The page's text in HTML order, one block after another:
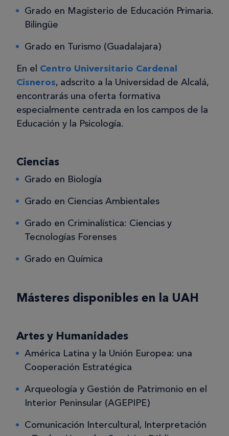
Grado en Magisterio de Educación Primaria.
Bilingüe
Grado en Turismo (Guadalajara)
En el Centro Universitario Cardenal
Cisneros, adscrito a la Universidad de Alcalá,
encontrarás una oferta formativa
especialmente centrada en los campos de la
Educación y la Psicología.
Ciencias
Grado en Biología
Grado en Ciencias Ambientales
Grado en Criminalística: Ciencias y
Tecnologías Forenses
Grado en Química
Másteres disponibles en la UAH
Artes y Humanidades
América Latina y la Unión Europea: una
Cooperación Estratégica
Arqueología y Gestión de Patrimonio en el
Interior Peninsular (AGEPIPE)
Comunicación Intercultural, Interpretación